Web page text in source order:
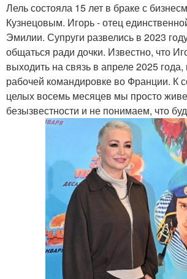
Лель состояла 15 лет в браке с
Кузнецовым. Игорь - отец
Эмилии. Супруги развелись в 2023
общаться ради дочки. Известно, что
выходить на связь в апреле 2025 года,
рабочей командировке во Франции. К
целых восемь месяцев мы просто
безызвестности и не понимаем, что